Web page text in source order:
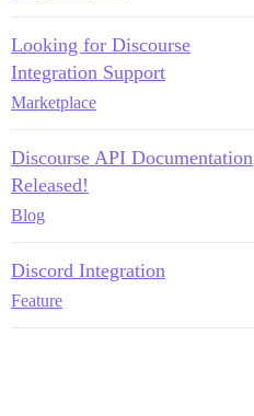
Looking for Discourse
Integration Support
Marketplace
Discourse API Documentation
Released!
Blog
Discord Integration
Feature